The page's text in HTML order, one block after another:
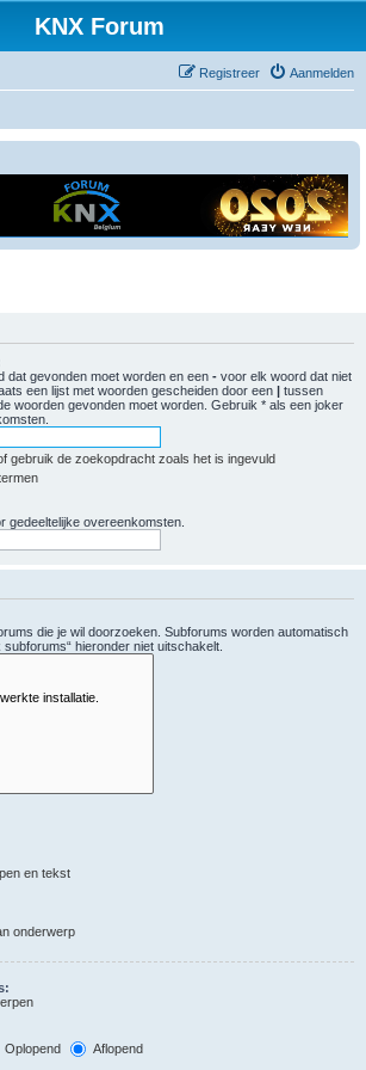
KNX Forum
Aanmelden
Registreer
dat gevonden moet worden en een - voor elk woord dat niet
een lijst met woorden gescheiden door een | tussen
woorden gevonden moet worden. Gebruik * als een joker
gebruik de zoekopdracht zoals het is ingevuld
gedeeltelijke overeenkomsten.
die je wil doorzoeken. Subforums worden automatisch
hieronder niet uitschakelt.
en tekst
onderwerp
Oplopend
Aflopend